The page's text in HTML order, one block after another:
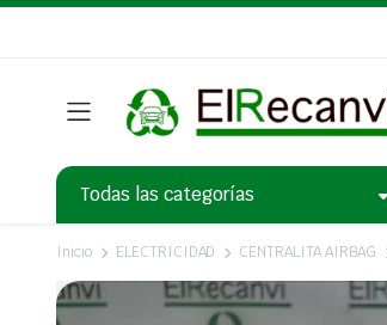
Todas las categorías
Inicio ELECTRICIDAD CENTRALITA AIRBAG